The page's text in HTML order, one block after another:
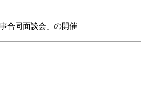
合同面談会」の開催